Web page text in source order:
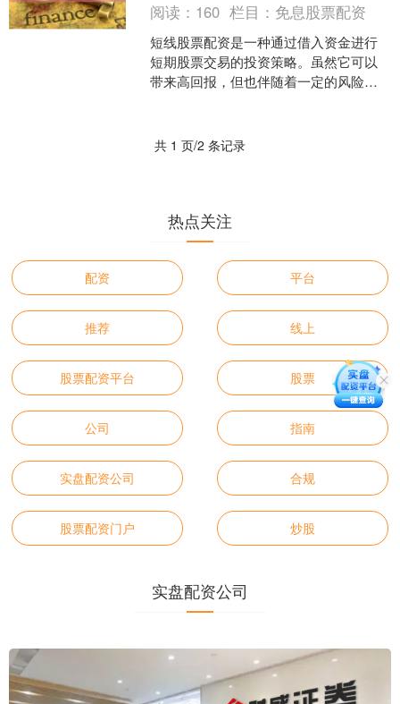
阅读： 160 栏目： 免息股票配资
短线股票配资是一种通过借入资金进行
短期股票交易的投资策略。虽然它可以
带来高回报，但也伴随着一定的风险。
共 1 页/2 条记录
热点关注
配资 平台
推荐 线上
股票配资平台 股票
公司 指南
实盘配资公司 合规
股票配资门户 炒股
实盘配资公司